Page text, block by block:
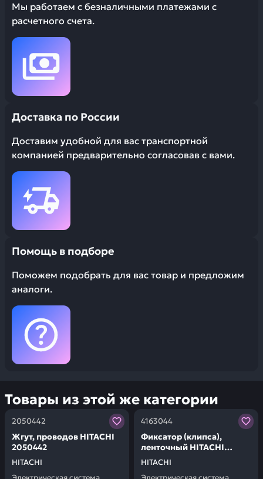
Мы работаем с безналичными платежами с
расчетного счета.
Доставка по России
Доставим удобной для вас транспортной
компанией предварительно согласовав с вами.
Помощь в подборе
Поможем подобрать для вас товар и предложим
аналоги.
Товары из этой же категории
2050442
HITACHI
Жгут, проводов HITACHI
2050442
Заказывая запчасти у нас, вы получаете гарантию
4163044
HITACHI
Фиксатор (клипса),
ленточный HITACHI
4163044
Заказывая запчасти у